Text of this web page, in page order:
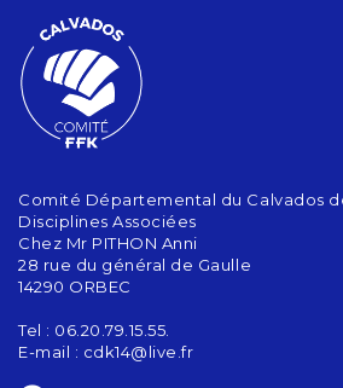
Comité Départemental du Calvados
Disciplines Associées
Chez Mr PITHON Anni
28 rue du général de Gaulle
14290 ORBEC
Tel : 06.20.79.15.55.
E-mail : cdk14@live.fr